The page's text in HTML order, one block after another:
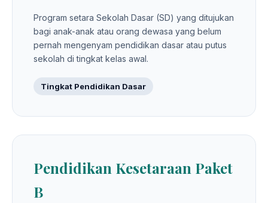
Program setara Sekolah Dasar (SD) yang ditujukan
bagi anak-anak atau orang dewasa yang belum
pernah mengenyam pendidikan dasar atau putus
sekolah di tingkat kelas awal.
Tingkat Pendidikan Dasar
Pendidikan Kesetaraan Paket
B